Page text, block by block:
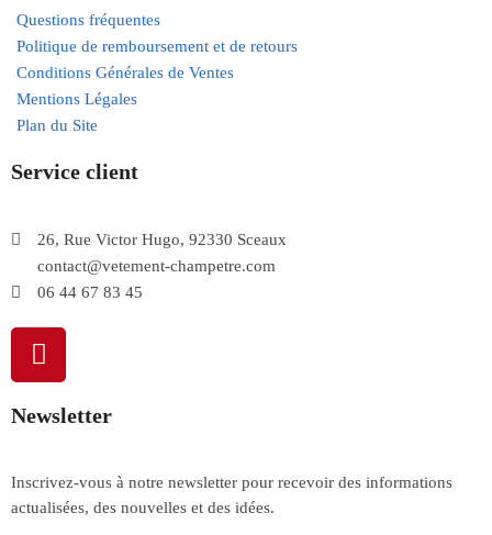
Questions fréquentes
Politique de remboursement et de retours
Conditions Générales de Ventes
Mentions Légales
Plan du Site
Service client
26, Rue Victor Hugo, 92330 Sceaux
contact@vetement-champetre.com
06 44 67 83 45
Newsletter
Inscrivez-vous à notre newsletter pour recevoir des informations
actualisées, des nouvelles et des idées.